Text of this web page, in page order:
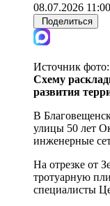
08.07.2026 11:00
Поделиться
Источник фото:
Схему
развития
В
улицы 50 лет
инженерные
На отрезке от
тротуарную
специалисты